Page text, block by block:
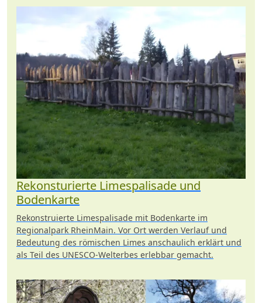
Rekonsturierte Limespalisade und
Bodenkarte
Rekonstruierte Limespalisade mit Bodenkarte im
Regionalpark RheinMain. Vor Ort werden Verlauf und
Bedeutung des römischen Limes anschaulich erklärt und
als Teil des UNESCO-Welterbes erlebbar gemacht.